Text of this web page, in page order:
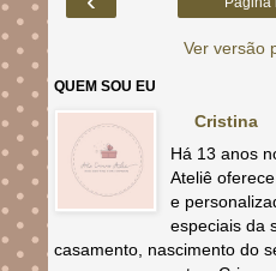
Ver versão
QUEM SOU EU
Cristina
Há 13 anos
Ateliê
e
especiais da
casamento, nascimento do